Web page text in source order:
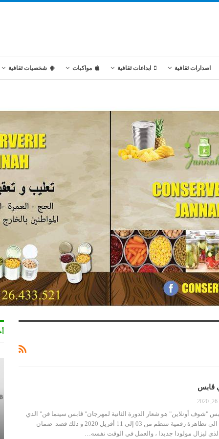
اصدارات ثقافية ابداعات ثقافية مواكبات شخصيات ثقافية
ڤابس
"شوف أونلاين" هو شعار الدورة الثانية لمهرجان" ڤابس سينما فن" الذي
قررت ادارته أن تحوله الى تظاهرة رقمية تنتظم من 03 إلى 11 أفريل 2020 و ذلك قصد ضمان
ليزال مولودا جديدا ، والعمل في الوقت نفسه…